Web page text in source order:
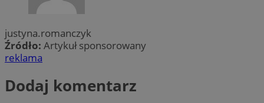
justyna.romanczyk
Źródło: Artykuł sponsorowany
reklama
Dodaj komentarz